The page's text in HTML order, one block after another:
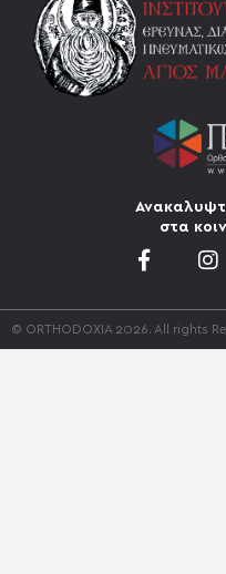
στα
© ORTHODOXIA 2026. All rights